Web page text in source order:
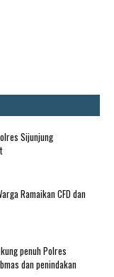
Sijunjung
Ramaikan CFD dan
penuh Polres
dan penindakan